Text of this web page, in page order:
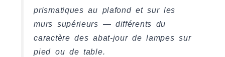
prismatiques au plafond et sur les
murs supérieurs — différents du
caractère des abat-jour de lampes sur
pied ou de table.